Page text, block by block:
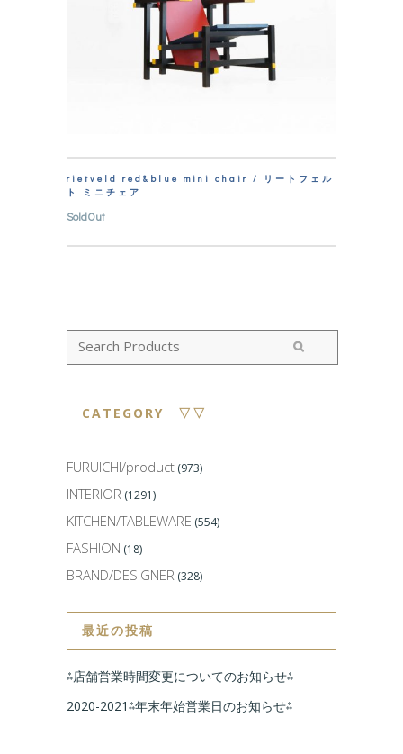
rietveld red&blue mini chair / リートフェル
ト ミニチェア
SoldOut
CATEGORY ▽▽
FURUICHI/product (973)
INTERIOR (1291)
KITCHEN/TABLEWARE (554)
FASHION (18)
BRAND/DESIGNER (328)
最近の投稿
⁂店舗営業時間変更についてのお知らせ⁂
2020-2021⁂年末年始営業日のお知らせ⁂